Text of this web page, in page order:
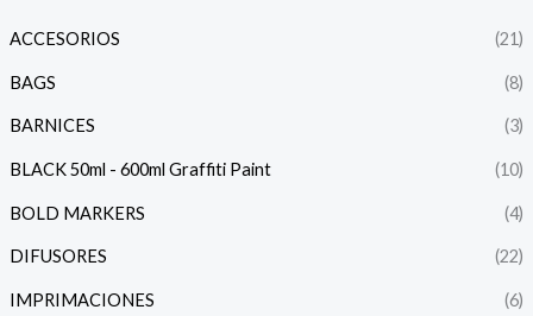
ACCESORIOS (21)
BAGS (8)
BARNICES (3)
BLACK 50ml - 600ml Graffiti Paint (10)
BOLD MARKERS (4)
DIFUSORES (22)
IMPRIMACIONES (6)